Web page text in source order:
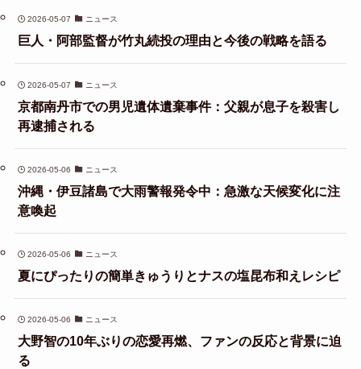
2026-05-07 ニュース
巨人・阿部監督が竹丸続投の理由と今後の戦略を語る
2026-05-07 ニュース
京都南丹市での男児遺体遺棄事件：父親が息子を殺害し
再逮捕される
2026-05-06 ニュース
沖縄・伊豆諸島で大雨警報発令中：急激な天候変化に注
意喚起
2026-05-06 ニュース
夏にぴったりの簡単きゅうりとナスの塩昆布和えレシピ
2026-05-06 ニュース
大野智の10年ぶりの恋愛再燃、ファンの反応と背景に迫
る